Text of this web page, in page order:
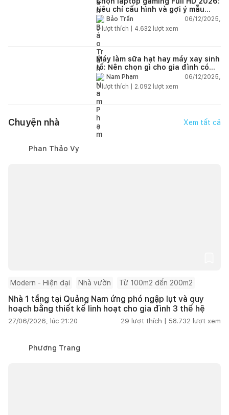
tiêu chí cấu hình và gợi ý mẫu
đáng mua
Bảo Trần
06/12/2025,
0lượt thích | 4.632 lượt xem
Máy làm sữa hạt hay máy xay sinh
tố: Nên chọn gì cho gia đình có
trẻ nhỏ (2–4 người)?
Nam Phạm
06/12/2025,
0lượt thích | 2.092 lượt xem
Chuyện nhà Xem tất cả
Phan Thảo Vy
Modern - Hiện đại Nhà vườn Từ 100m2 đến 200m2
Nhà 1 tầng tại Quảng Nam ứng phó ngập lụt và quy
hoạch bằng thiết kế linh hoạt cho gia đình 3 thế hệ
27/06/2026, lúc 21:20 29 lượt thích | 58.732 lượt xem
Phương Trang